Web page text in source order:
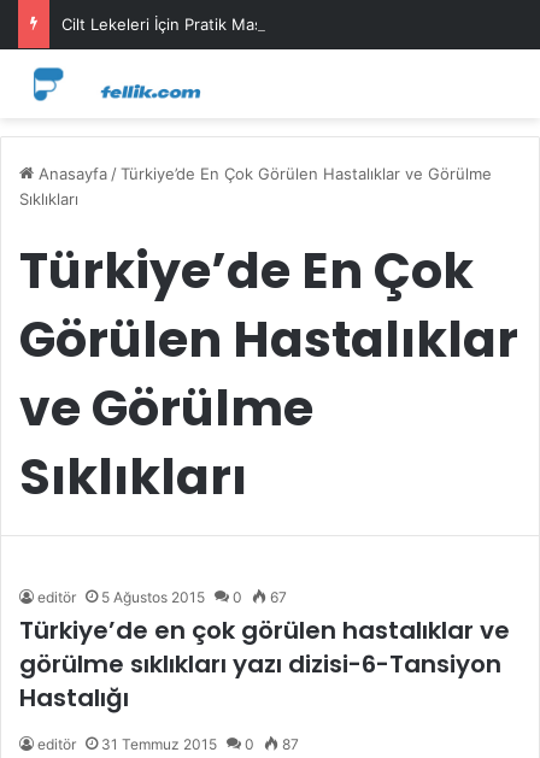
Cilt Lekeleri İçin Pratik Maske Önerileri
Anasayfa /Türkiye’de En Çok Görülen Hastalıklar ve Görülme
Sıklıkları
Türkiye’de En Çok
Görülen Hastalıklar
ve Görülme
Sıklıkları
editör 5 Ağustos 2015 0 67
Türkiye’de en çok görülen hastalıklar ve
görülme sıklıkları yazı dizisi-6-Tansiyon
Hastalığı
editör 31 Temmuz 2015 0 87